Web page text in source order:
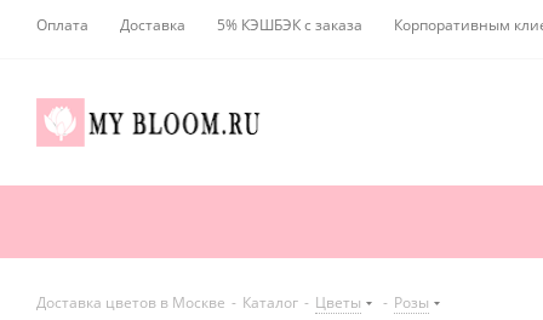
Оплата Доставка 5% КЭШБЭК с заказа Корпоративным
Доставка цветов в Москве - Каталог - Цветы - Розы